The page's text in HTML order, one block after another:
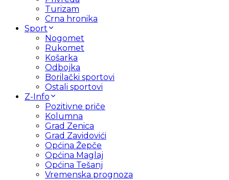
Turizam
Crna hronika
Sport
Nogomet
Rukomet
Košarka
Odbojka
Borilački sportovi
Ostali sportovi
Z-Info
Pozitivne priče
Kolumna
Grad Zenica
Grad Zavidovići
Općina Žepče
Općina Maglaj
Općina Tešanj
Vremenska prognoza